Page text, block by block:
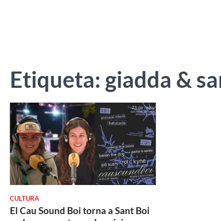
Etiqueta: giadda &
CULTURA
El Cau Sound Boi torna a Sant Boi